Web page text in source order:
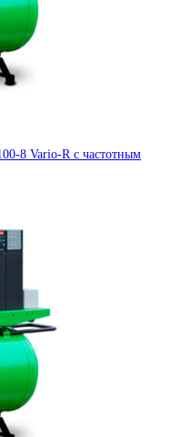
8 Vario-R с частотным